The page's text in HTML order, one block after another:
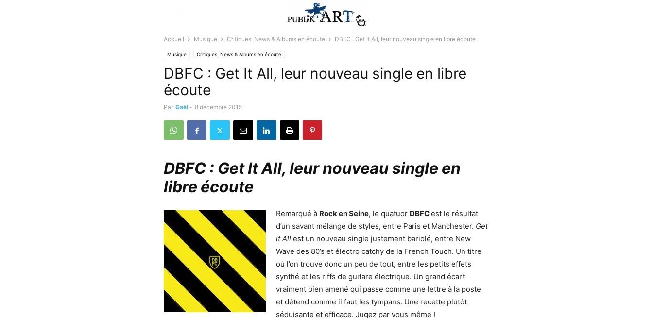
Accueil Musique Critiques, News & Albums en écoute DBFC : Get It All, leur nouveau single en libre écoute
Musique Critiques, News & Albums en écoute
DBFC : Get It All, leur nouveau single en libre
écoute
Par Gaël - 8 décembre 2015
DBFC : Get It All, leur nouveau single en
libre écoute
Remarqué à Rock en Seine, le quatuor DBFCest le résultat
d’un savant mélange de styles, entre Paris et Manchester. Get
it All est un nouveau single justement bariolé, entre New
Wave des 80’s et électro catchy de la French Touch. Un titre
où l’on trouve donc un peu de tout, entre les petits effets
synthé et les riffs de guitare électrique. Un grand écart
vraiment bien amené qui passe comme une lettre à la poste
et détend comme il faut les tympans. Une recette plutôt
séduisante et efficace. Jugez par vous même !